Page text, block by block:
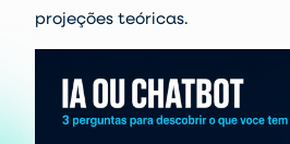
projeções teóricas.